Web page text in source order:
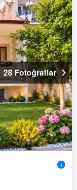
28 Fotoğraflar